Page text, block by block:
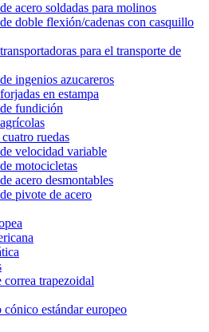
acero soldadas para molinos
doble flexión/cadenas con casquillo
para el transporte de
ingenios azucareros
en estampa
fundición
ruedas
velocidad variable
motocicletas
acero desmontables
pivote de acero
correa trapezoidal
estándar europeo